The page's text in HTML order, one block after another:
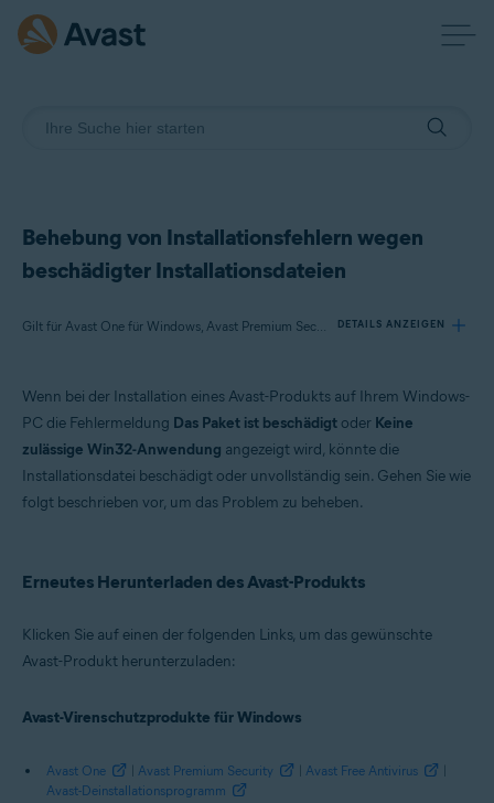
Behebung von Installationsfehlern wegen
beschädigter Installationsdateien
Gilt für Avast One für Windows, Avast Premium Security für Windows, Avast Free Antivirus für Windows, Avast Cleanup Premium für Windows, Avast SecureLine VPN für Windows, Avast AntiTrack Premium für Windows, Avast Driver Updater für Windows, Avast Battery Saver für Windows, Avast BreachGuard für Windows DETAILS ANZEIGEN
Avast Premium Security 21.x für Windows
Avast Free Antivirus 21.x für Windows
Avast Cleanup Premium 21.x für Windows
Avast Battery Saver 19.x für Windows
Betriebssysteme:
Microsoft Windows 8.1 Home/Pro/Enterprise/Education – 32-/64-Bit
Premium/Professional/Enterprise/Ultimate – Service Pack 1 mit
benutzerfreundlichem Rollup-Update, 32-/64-Bit
Wenn bei der Installation eines Avast-Produkts auf Ihrem Windows-
PC die Fehlermeldung Das Paket ist beschädigt oder Keine
zulässige Win32-Anwendung angezeigt wird, könnte die
Installationsdatei beschädigt oder unvollständig sein. Gehen Sie wie
folgt beschrieben vor, um das Problem zu beheben.
Erneutes Herunterladen des Avast-Produkts
Klicken Sie auf einen der folgenden Links, um das gewünschte
Avast-Produkt herunterzuladen:
Avast-Virenschutzprodukte für Windows
Avast One Avast Premium Security Avast Free Antivirus
Avast-Deinstallationsprogramm